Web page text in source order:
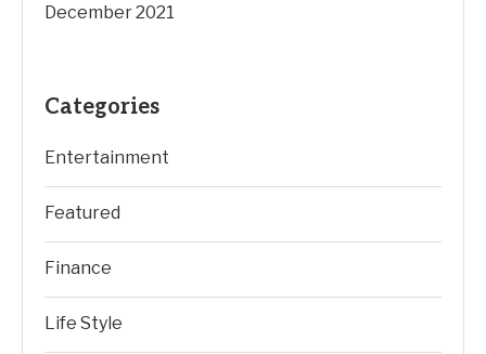
December 2021
Categories
Entertainment
Featured
Finance
Life Style